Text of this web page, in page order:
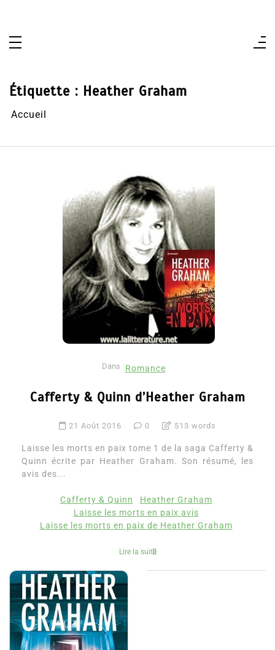
Étiquette : Heather Graham
Accueil
Dans Romance
Cafferty & Quinn d’Heather Graham
21 Août 2016 0 513 words
Laisse les morts en paix tome 1 de la saga Cafferty &
Quinn écrite par Heather Graham. Son résumé, les
avis des...
Cafferty & Quinn
Heather Graham
Laisse les morts en paix avis
Laisse les morts en paix de Heather Graham
Lire la suite